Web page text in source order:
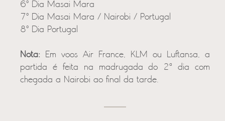
6º Dia Masai Mara
7º Dia Masai Mara / Nairobi / Portugal
8º Dia Portugal
Nota: Em voos Air France, KLM ou Luftansa, a
partida é feita na madrugada do 2ª dia com
chegada a Nairobi ao final da tarde.